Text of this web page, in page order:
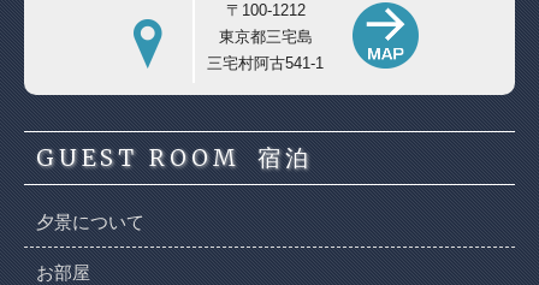
〒100-1212
東京都三宅島
三宅村阿古541-1
GUEST ROOM 宿泊
夕景について
お部屋